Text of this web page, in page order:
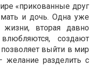
«прикованные друг
и дочь. Одна уже
жизни, вторая давно
создают
выйти в мир
желание разделить с